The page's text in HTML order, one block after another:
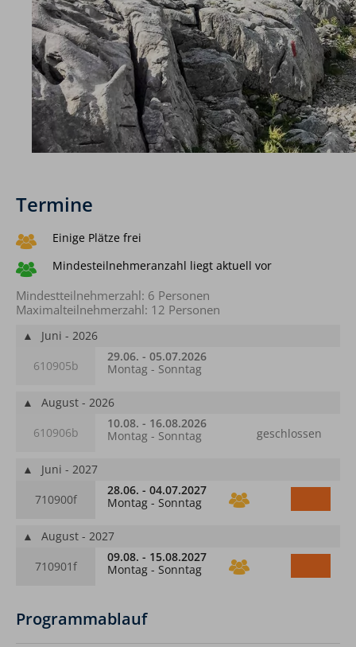
Termine
Einige Plätze frei
Mindesteilnehmeranzahl liegt aktuell vor
Mindestteilnehmerzahl: 6 Personen
Maximalteilnehmerzahl: 12 Personen
▲
Juni - 2026
610905b
29.06. - 05.07.2026
Montag - Sonntag
▲
August - 2026
610906b
10.08. - 16.08.2026
Montag - Sonntag
geschlossen
▲
Juni - 2027
710900f
28.06. - 04.07.2027
Montag - Sonntag
▲
August - 2027
710901f
09.08. - 15.08.2027
Montag - Sonntag
Programmablauf